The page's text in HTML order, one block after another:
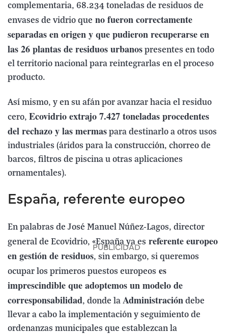
complementaria, 68.234 toneladas de residuos de
envases de vidrio que no fueron correctamente
separadas en origen y que pudieron recuperarse en
las 26 plantas de residuos urbanos presentes en todo
el territorio nacional para reintegrarlas en el proceso
producto.
Así mismo, y en su afán por avanzar hacia el residuo
cero, Ecovidrio extrajo 7.427 toneladas procedentes
del rechazo y las mermas para destinarlo a otros usos
industriales (áridos para la construcción, chorreo de
barcos, filtros de piscina u otras aplicaciones
ornamentales).
España, referente europeo
En palabras de José Manuel Núñez-Lagos, director
general de Ecovidrio, «España ya es referente europeo
en gestión de residuos, sin embargo, si queremos
ocupar los primeros puestos europeos es
imprescindible que adoptemos un modelo de
corresponsabilidad, donde la Administración debe
llevar a cabo la implementación y seguimiento de
ordenanzas municipales que establezcan la